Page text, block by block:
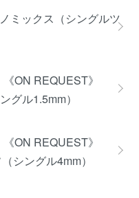
ミックス（シングルツ
ON REQUEST》
グル1.5mm）
ON REQUEST》
シングル4mm）